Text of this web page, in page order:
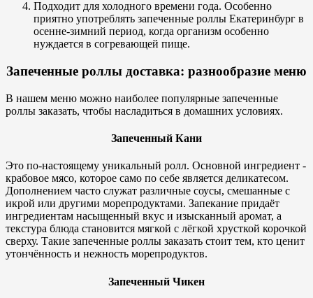
Подходит для холодного времени года. Особенно
приятно употреблять запеченные роллы Екатеринбург в
осенне-зимний период, когда организм особенно
нуждается в согревающей пище.
Запеченные роллы доставка: разнообразие меню
В нашем меню можно наиболее популярные запеченные
роллы заказать, чтобы насладиться в домашних условиях.
Запеченный Кани
Это по-настоящему уникальный ролл. Основной ингредиент -
крабовое мясо, которое само по себе является деликатесом.
Дополнением часто служат различные соусы, смешанные с
икрой или другими морепродуктами. Запекание придаёт
ингредиентам насыщенный вкус и изысканный аромат, а
текстура блюда становится мягкой с лёгкой хрусткой корочкой
сверху. Такие запеченные роллы заказать стоит тем, кто ценит
утончённость и нежность морепродуктов.
Запеченный Чикен